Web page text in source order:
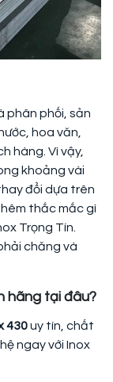
phân phối, sản
hoa văn,
hàng. Vì vậy,
khoảng vài
đổi dựa trên
thắc mắc gì
Trọng Tín.
chăng và
hãng tại đâu?
430uy tín, chất
ngay với Inox